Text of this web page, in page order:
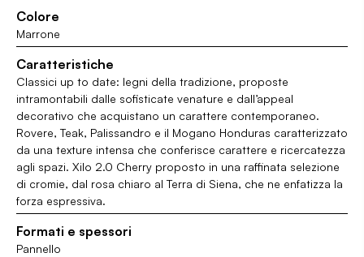
Colore
Marrone
Caratteristiche
Classici up to date: legni della tradizione, proposte
intramontabili dalle sofisticate venature e dall’appeal
decorativo che acquistano un carattere contemporaneo.
Rovere, Teak, Palissandro e il Mogano Honduras caratterizzato
da una texture intensa che conferisce carattere e ricercatezza
agli spazi. Xilo 2.0 Cherry proposto in una raffinata selezione
di cromie, dal rosa chiaro al Terra di Siena, che ne enfatizza la
forza espressiva.
Formati e spessori
Pannello